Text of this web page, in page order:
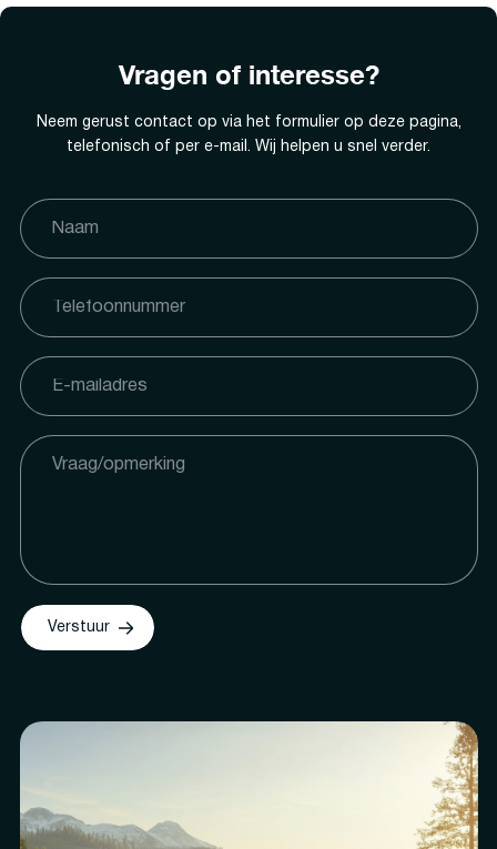
Vragen of interesse?
Neem gerust contact op via het formulier op deze pagina,
telefonisch of per e-mail. Wij helpen u snel verder.
Verstuur